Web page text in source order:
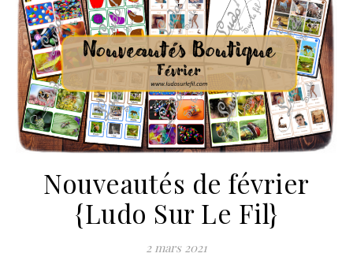
Nouveautés de février
{Ludo Sur Le Fil}
2 mars 2021